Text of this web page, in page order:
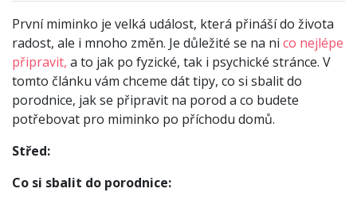
První miminko je velká událost, která přináší do života
radost, ale i mnoho změn. Je důležité se na ni co nejlépe
připravit, a to jak po fyzické, tak i psychické stránce. V
tomto článku vám chceme dát tipy, co si sbalit do
porodnice, jak se připravit na porod a co budete
potřebovat pro miminko po příchodu domů.
Střed:
Co si sbalit do porodnice: